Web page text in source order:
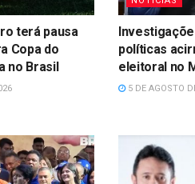
terá pausa
Copa do
no Brasil
políticas
eleitoral no
5 DE AGOSTO